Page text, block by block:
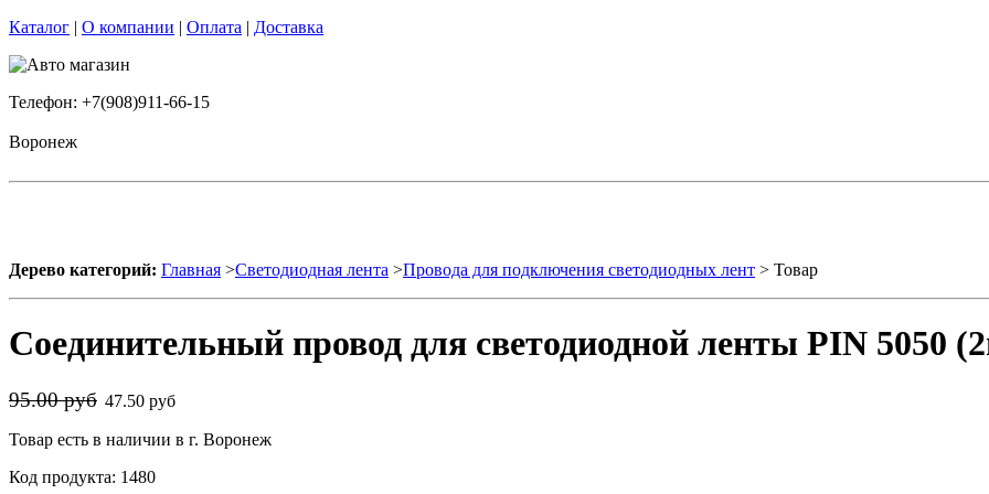
Каталог | О компании | Оплата | Доставка
Телефон: +7(908)911-66-15
Воронеж
Дерево категорий: Главная >Светодиодная лента >Провода для подключения светодиодных лент > Товар
Соединительный провод для светодиодной ленты PIN 5050
95.00 руб 47.50 руб
Товар есть в наличии в г. Воронеж
Код продукта: 1480